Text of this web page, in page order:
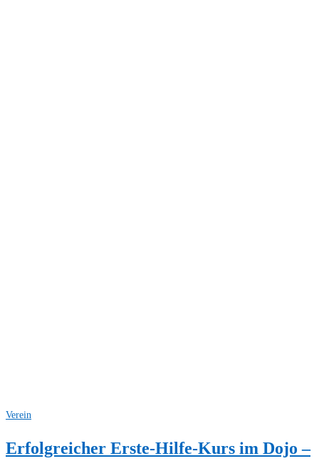
Verein
Erfolgreicher Erste-Hilfe-Kurs im Dojo –